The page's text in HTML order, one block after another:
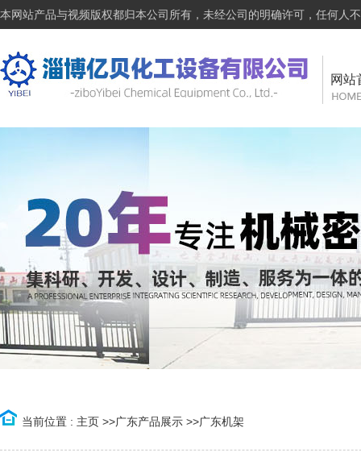
本网站产品与视频版权都归本公司所有，未经公司的明确许可，任何人
网站
当前位置 : 主页 >>广东产品展示 >>广东机架